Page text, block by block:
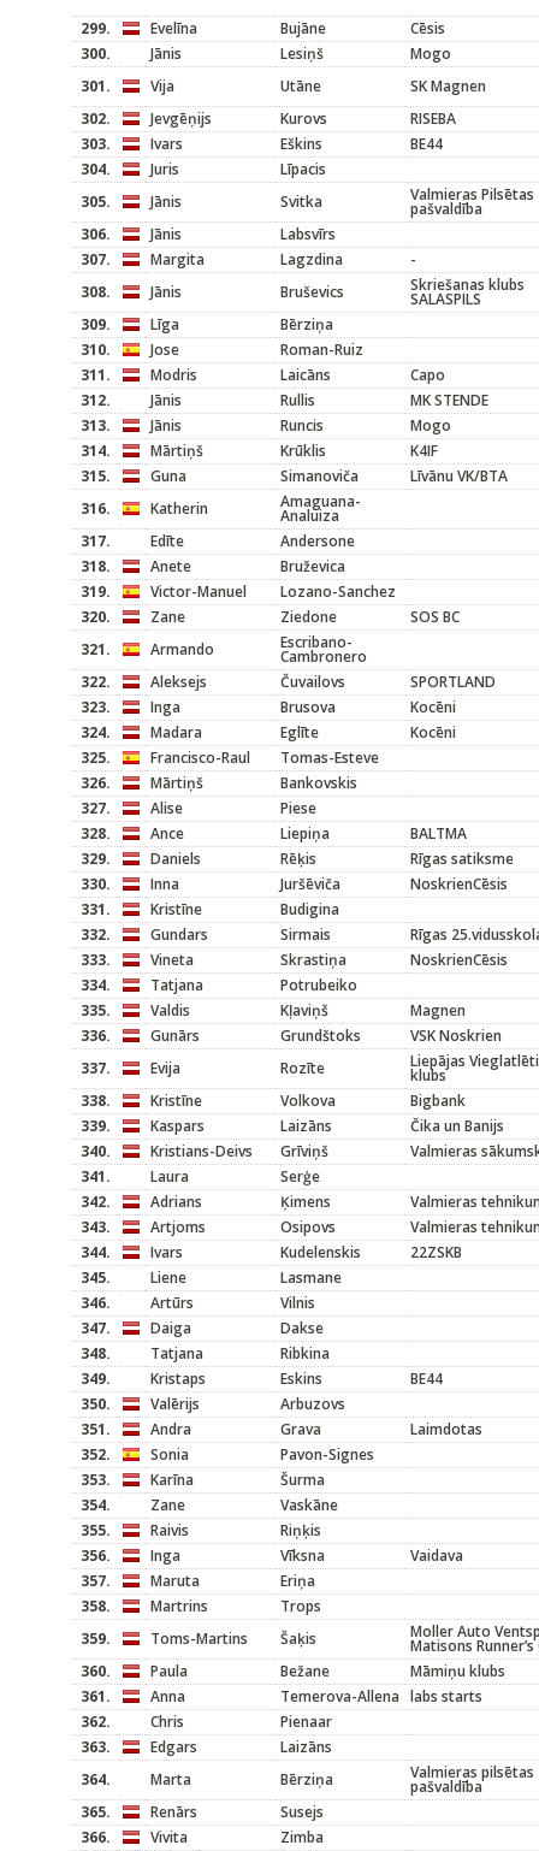
299. Evelīna Bujāne
Cēsis
300.
Jānis Lesiņš
Mogo
301.
Vija Utāne
SK Magnen
302.
Jevgēņijs Kurovs
RISEBA
303.
Ivars Eškins
BE44
304.
Juris
Līpacis
305.
Jānis Svitka Valmieras Pilsētas
pašvaldība
306.
Jānis
Labsvīrs
307.
Margita Lagzdina
-
308.
Jānis Bruševics Skriešanas klubs
SALASPILS
309.
Līga
Bērziņa
310.
Jose
Roman-Ruiz
311.
Modris Laicāns
Capo
312.
Jānis Rullis
MK STENDE
313.
Jānis Runcis
Mogo
314.
Mārtiņš Krūklis
K4IF
315.
Guna Simanoviča
Līvānu VK/BTA
316.
Katherin Amaguana-
Analuiza
317.
Edīte
Andersone
318.
Anete
Bruževica
319.
Victor-Manuel
Lozano-Sanchez
320.
Zane Ziedone
SOS BC
321.
Armando Escribano-
Cambronero
322.
Aleksejs Čuvailovs
SPORTLAND
323.
Inga Brusova
Kocēni
324.
Madara Eglīte
Kocēni
325.
Francisco-Raul
Tomas-Esteve
326.
Mārtiņš
Bankovskis
327.
Alise
Piese
328.
Ance Liepiņa
BALTMA
329.
Daniels Rēķis
Rīgas satiksme
330.
Inna Juršēviča
NoskrienCēsis
331.
Kristīne
Budigina
332.
Gundars Sirmais
Rīgas
333.
Vineta Skrastiņa
NoskrienCēsis
334.
Tatjana
Potrubeiko
335.
Valdis Kļaviņš
Magnen
336.
Gunārs Grundštoks
VSK Noskrien
337.
Evija Rozīte Liepājas
klubs
338.
Kristīne Volkova
Bigbank
339.
Kaspars Laizāns
Čika un Banijs
340.
Kristians-Deivs Grīviņš
Valmieras
341.
Laura
Serģe
342.
Adrians Ķimens
Valmieras
343.
Artjoms Osipovs
Valmieras
344.
Ivars Kudelenskis
22ZSKB
345.
Liene
Lasmane
346.
Artūrs
Vilnis
347.
Daiga
Dakse
348.
Tatjana
Ribkina
349.
Kristaps Eskins
BE44
350.
Valērijs
Arbuzovs
351.
Andra Grava
Laimdotas
352.
Sonia
Pavon-Signes
353.
Karīna
Šurma
354.
Zane
Vaskāne
355.
Raivis
Riņķis
356.
Inga Vīksna
Vaidava
357.
Maruta
Eriņa
358.
Martrins
Trops
359.
Toms-Martins Šaķis Moller Auto
Matisons Runner’s
360.
Paula Bežane
Māmiņu klubs
361.
Anna Temerova-Allena labs starts
362.
Chris
Pienaar
363.
Edgars
Laizāns
364.
Marta Bērziņa Valmieras pilsētas
pašvaldība
365.
Renārs
Susejs
366.
Vivita
Zimba